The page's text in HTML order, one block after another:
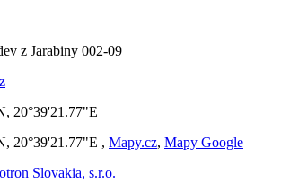
z Jarabiny 002-09
, 20°39'21.77"E
20°39'21.77"E , Mapy.cz, Mapy Google
Slovakia, s.r.o.